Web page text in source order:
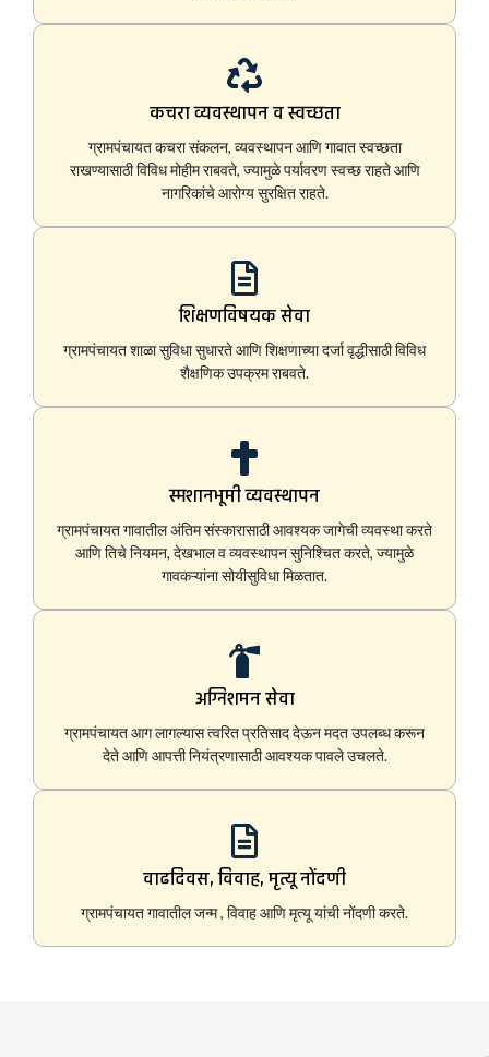
कचरा व्यवस्थापन व स्वच्छता
ग्रामपंचायत कचरा संकलन, व्यवस्थापन आणि गावात स्वच्छता
राखण्यासाठी विविध मोहीम राबवते, ज्यामुळे पर्यावरण स्वच्छ राहते आणि
नागरिकांचे आरोग्य सुरक्षित राहते.
शिक्षणविषयक सेवा
ग्रामपंचायत शाळा सुविधा सुधारते आणि शिक्षणाच्या दर्जा वृद्धीसाठी विविध
शैक्षणिक उपक्रम राबवते.
स्मशानभूमी व्यवस्थापन
ग्रामपंचायत गावातील अंतिम संस्कारासाठी आवश्यक जागेची व्यवस्था करते
आणि तिचे नियमन, देखभाल व व्यवस्थापन सुनिश्चित करते, ज्यामुळे
गावकऱ्यांना सोयीसुविधा मिळतात.
अग्निशमन सेवा
ग्रामपंचायत आग लागल्यास त्वरित प्रतिसाद देऊन मदत उपलब्ध करून
देते आणि आपत्ती नियंत्रणासाठी आवश्यक पावले उचलते.
वाढदिवस, विवाह, मृत्यू नोंदणी
ग्रामपंचायत गावातील जन्म , विवाह आणि मृत्यू यांची नोंदणी करते.